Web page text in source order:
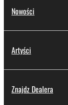
Nowości
Artyści
Znajdz Dealera